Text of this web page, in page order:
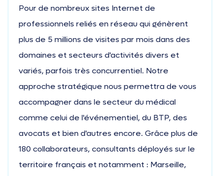
Pour de nombreux sites Internet de
professionnels reliés en réseau qui génèrent
plus de 5 millions de visites par mois dans des
domaines et secteurs d'activités divers et
variés, parfois très concurrentiel. Notre
approche stratégique nous permettra de vous
accompagner dans le secteur du médical
comme celui de l'événementiel, du BTP, des
avocats et bien d'autres encore. Grâce plus de
180 collaborateurs, consultants déployés sur le
territoire français et notamment : Marseille,